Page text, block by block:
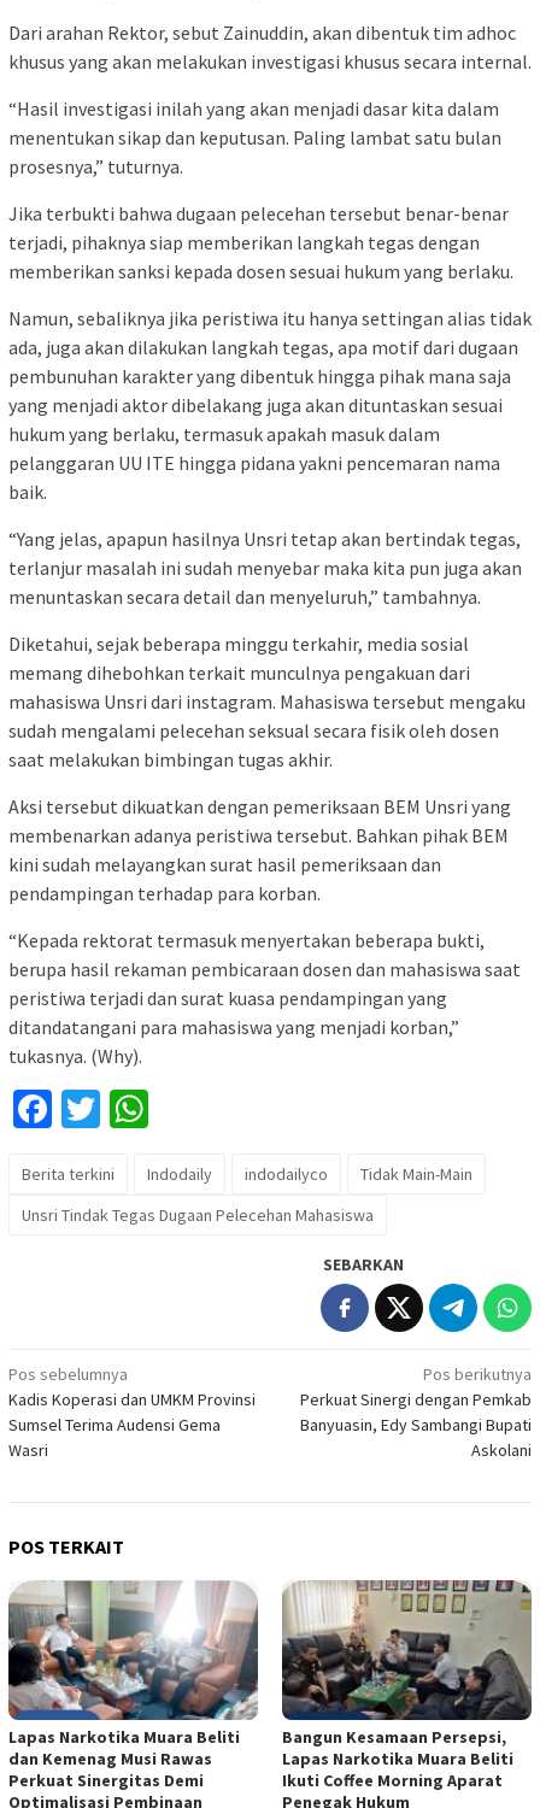
Dari arahan Rektor, sebut Zainuddin, akan dibentuk tim adhoc
khusus yang akan melakukan investigasi khusus secara internal.
“Hasil investigasi inilah yang akan menjadi dasar kita dalam
menentukan sikap dan keputusan. Paling lambat satu bulan
prosesnya,” tuturnya.
Jika terbukti bahwa dugaan pelecehan tersebut benar-benar
terjadi, pihaknya siap memberikan langkah tegas dengan
memberikan sanksi kepada dosen sesuai hukum yang berlaku.
Namun, sebaliknya jika peristiwa itu hanya settingan alias tidak
ada, juga akan dilakukan langkah tegas, apa motif dari dugaan
pembunuhan karakter yang dibentuk hingga pihak mana saja
yang menjadi aktor dibelakang juga akan dituntaskan sesuai
hukum yang berlaku, termasuk apakah masuk dalam
pelanggaran UU ITE hingga pidana yakni pencemaran nama
baik.
“Yang jelas, apapun hasilnya Unsri tetap akan bertindak tegas,
terlanjur masalah ini sudah menyebar maka kita pun juga akan
menuntaskan secara detail dan menyeluruh,” tambahnya.
Diketahui, sejak beberapa minggu terkahir, media sosial
memang dihebohkan terkait munculnya pengakuan dari
mahasiswa Unsri dari instagram. Mahasiswa tersebut mengaku
sudah mengalami pelecehan seksual secara fisik oleh dosen
saat melakukan bimbingan tugas akhir.
Aksi tersebut dikuatkan dengan pemeriksaan BEM Unsri yang
membenarkan adanya peristiwa tersebut. Bahkan pihak BEM
kini sudah melayangkan surat hasil pemeriksaan dan
pendampingan terhadap para korban.
“Kepada rektorat termasuk menyertakan beberapa bukti,
berupa hasil rekaman pembicaraan dosen dan mahasiswa saat
peristiwa terjadi dan surat kuasa pendampingan yang
ditandatangani para mahasiswa yang menjadi korban,”
tukasnya. (Why).
Facebook
Twitter
Berita terkini Indodaily indodailyco
Tidak Main-Main
Unsri Tindak Tegas Dugaan Pelecehan Mahasiswa
SEBARKAN
Navigasi
pos
Pos sebelumnya
Kadis Koperasi dan UMKM Provinsi
Sumsel Terima Audensi Gema
Wasri
Pos berikutnya
Perkuat Sinergi dengan Pemkab
Banyuasin, Edy Sambangi Bupati
Askolani
POS TERKAIT
Lapas Narkotika Muara Beliti
dan Kemenag Musi Rawas
Perkuat Sinergitas Demi
Optimalisasi Pembinaan
Bangun Kesamaan Persepsi,
Lapas Narkotika Muara Beliti
Ikuti Coffee Morning Aparat
Penegak Hukum